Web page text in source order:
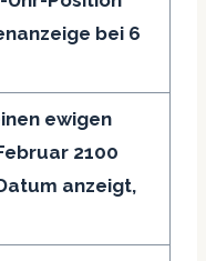
bei 6
ewigen
2100
anzeigt,